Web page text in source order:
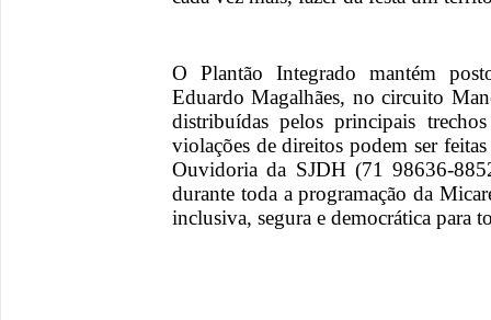
O Plantão Integrado mantém
Eduardo Magalhães, no circuito
distribuídas pelos principais
violações de direitos podem ser
Ouvidoria da SJDH (71 98636-
durante toda a programação da
inclusiva, segura e democrática para